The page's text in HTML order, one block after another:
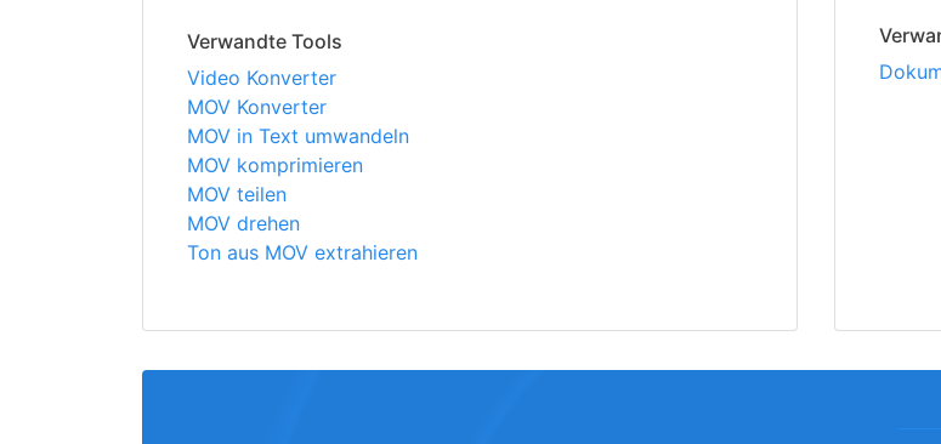
Verwandte Tools
Video Konverter
MOV Konverter
MOV in Text umwandeln
MOV komprimieren
MOV teilen
MOV drehen
Ton aus MOV extrahieren